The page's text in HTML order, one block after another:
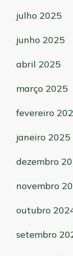
julho 2025
junho 2025
abril 2025
março 2025
fevereiro
janeiro 2025
dezembro
novembro
outubro
setembro